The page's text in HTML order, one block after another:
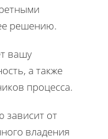
решению.
вашу
а также
процесса.
зависит от
владения